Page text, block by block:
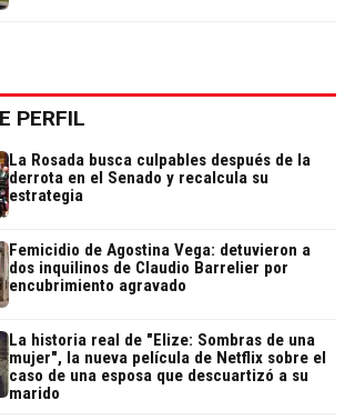
PERFIL
La Rosada busca culpables después de la
derrota en el Senado y recalcula su
estrategia
Femicidio de Agostina Vega: detuvieron a
dos inquilinos de Claudio Barrelier por
encubrimiento agravado
La historia real de "Elize: Sombras de una
mujer", la nueva película de Netflix sobre el
caso de una esposa que descuartizó a su
marido